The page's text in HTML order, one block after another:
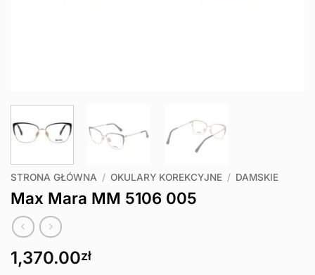
STRONA GŁÓWNA / OKULARY KOREKCYJNE / DAMSKIE
Max Mara MM 5106 005
1,370.00zł